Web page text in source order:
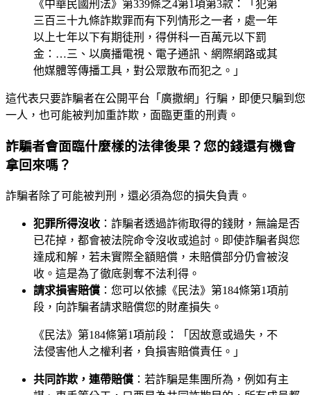
《中華民國刑法》第339條之4第1項第3款：「犯第
三百三十九條詐欺罪而有下列情形之一者，處一年
以上七年以下有期徒刑，得併科一百萬元以下罰
金：…三、以廣播電視、電子通訊、網際網路或其
他媒體等傳播工具，對公眾散布而犯之。」
這代表只要詐騙者在公開平台「廣撒網」行騙，即便只騙到您
一人，也可能被判加重詐欺，面臨更重的刑責。
詐騙者會面臨什麼樣的法律後果？您的錢還有機會
拿回來嗎？
詐騙者除了可能被判刑，還必須為您的損失負責。
犯罪所得沒收 ：詐騙者透過詐術取得的錢財，無論是否
已花掉，都會被法院命令沒收或追討。即使詐騙者與您
達成和解，若未實際全額賠償，未賠償部分仍會被沒
收。這是為了徹底剝奪不法利得。
請求損害賠償 ：您可以依據《民法》第184條第1項前
段，向詐騙者請求賠償您的財產損失。
《民法》第184條第1項前段：「因故意或過失，不
法侵害他人之權利者，負損害賠償責任。」
共同詐欺，連帶賠償 ：若詐騙是集團所為，例如有主